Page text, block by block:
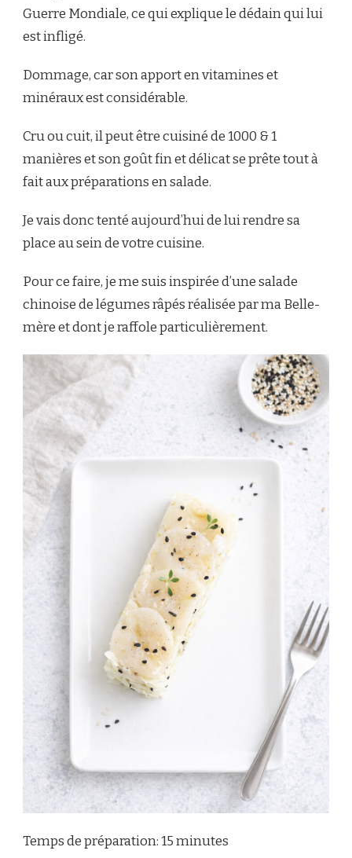
SALÉ
Guerre Mondiale, ce qui explique le dédain qui lui
est infligé.
Dommage, car son apport en vitamines et
minéraux est considérable.
Cru ou cuit, il peut être cuisiné de 1000 & 1
manières et son goût fin et délicat se prête tout à
fait aux préparations en salade.
Je vais donc tenté aujourd’hui de lui rendre sa
place au sein de votre cuisine.
Pour ce faire, je me suis inspirée d’une salade
chinoise de légumes râpés réalisée par ma Belle-
mère et dont je raffole particulièrement.
Temps de préparation: 15 minutes